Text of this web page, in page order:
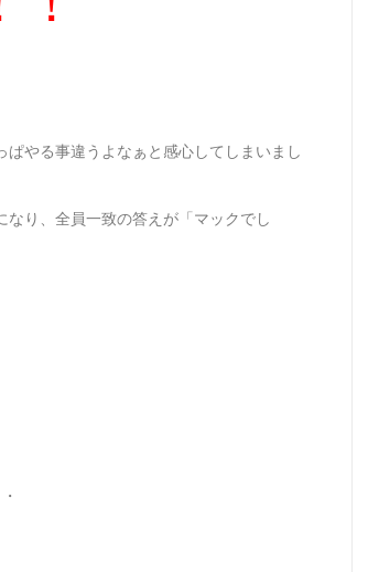
やる事違うよなぁと感心してしまいまし
り、全員一致の答えが「マックでし